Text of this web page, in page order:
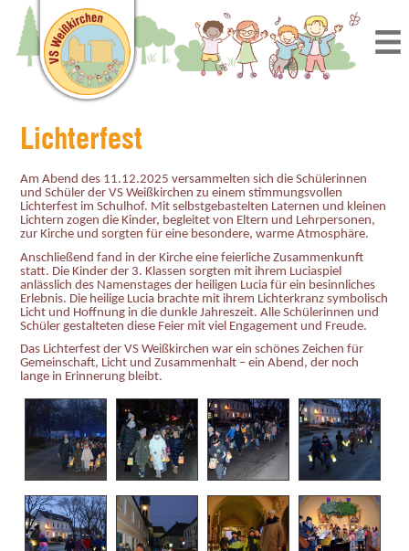
Lichterfest
Am Abend des 11.12.2025 versammelten sich die Schülerinnen
und Schüler der VS Weißkirchen zu einem stimmungsvollen
Lichterfest im Schulhof. Mit selbstgebastelten Laternen und kleinen
Lichtern zogen die Kinder, begleitet von Eltern und Lehrpersonen,
zur Kirche und sorgten für eine besondere, warme Atmosphäre.
Anschließend fand in der Kirche eine feierliche Zusammenkunft
statt. Die Kinder der 3. Klassen sorgten mit ihrem Luciaspiel
anlässlich des Namenstages der heiligen Lucia für ein besinnliches
Erlebnis. Die heilige Lucia brachte mit ihrem Lichterkranz symbolisch
Licht und Hoffnung in die dunkle Jahreszeit. Alle Schülerinnen und
Schüler gestalteten diese Feier mit viel Engagement und Freude.
Das Lichterfest der VS Weißkirchen war ein schönes Zeichen für
Gemeinschaft, Licht und Zusammenhalt – ein Abend, der noch
lange in Erinnerung bleibt.